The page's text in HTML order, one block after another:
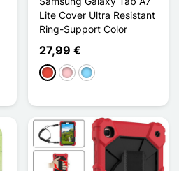
Lite Cover Ultra Resistant
Ring-Support Color
27,99 €
Rot PinkHellblau